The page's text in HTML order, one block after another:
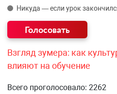
Никуда — если урок
Взгляд зумера: как
влияют на обучение
Всего проголосовало: 2262